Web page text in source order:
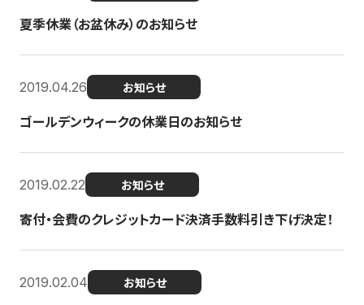
夏季休業（お盆休み）のお知らせ
2019.04.26 お知らせ
ゴールデンウィークの休業日のお知らせ
2019.02.22 お知らせ
寄付・会費のクレジットカード決済手数料引き下げ決定！
2019.02.04 お知らせ